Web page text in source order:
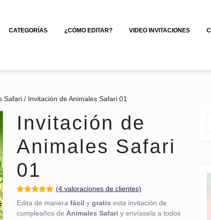
CATEGORÍAS ¿CÓMO EDITAR? VIDEO INVITACIONES
Safari / Invitación de Animales Safari 01
Invitación de
Animales Safari
01
Valorado
con5.00 de
5 en base
1
(4 valoraciones de clientes)
Edita de manerafácil ygratis esta invitación de
cumpleaños de Animales Safari y envíasela a todos